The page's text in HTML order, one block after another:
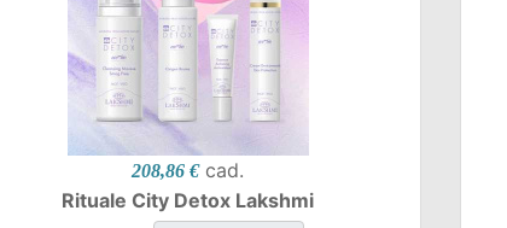
208,86 € cad.
Rituale City Detox Lakshmi